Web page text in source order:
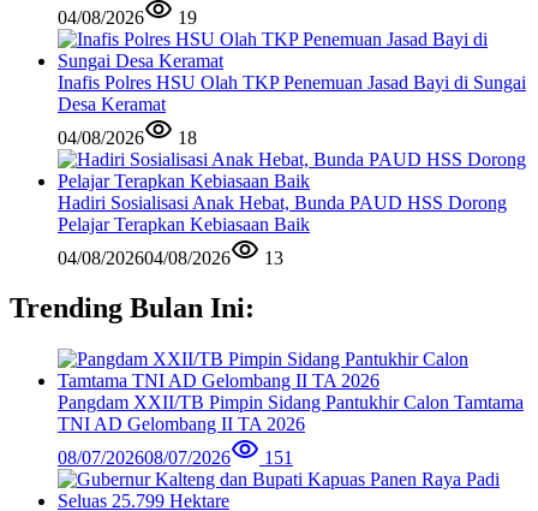
04/08/2026
19
Inafis Polres HSU Olah TKP Penemuan Jasad Bayi di Sungai
Desa Keramat
04/08/2026
18
Hadiri Sosialisasi Anak Hebat, Bunda PAUD HSS Dorong
Pelajar Terapkan Kebiasaan Baik
04/08/202604/08/2026 13
Trending Bulan Ini:
Pangdam XXII/TB Pimpin Sidang Pantukhir Calon Tamtama
TNI AD Gelombang II TA 2026
08/07/202608/07/2026 151